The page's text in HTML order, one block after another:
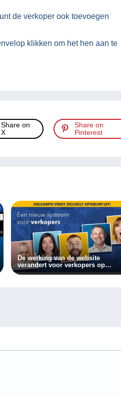
de verkoper ook toevoegen
klikken om het hen aan te
Share on
X
Share on
Pinterest
De werking van de website
verandert voor verkopers op
Delcampe!